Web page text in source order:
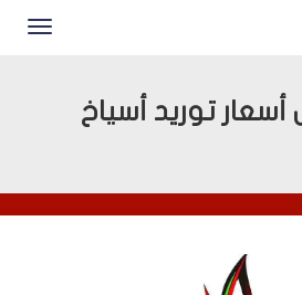
توريد أسياخ